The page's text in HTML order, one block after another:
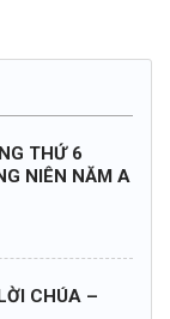
THỨ 6
NIÊN NĂM A
CHÚA –